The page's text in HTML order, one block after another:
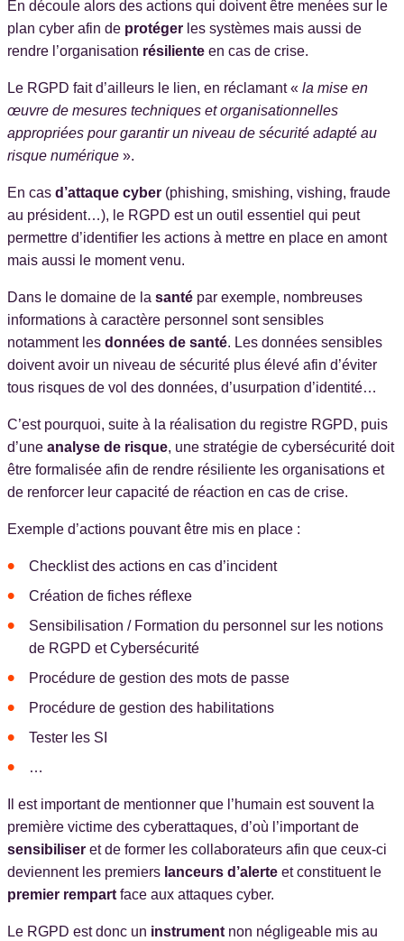
En découle alors des actions qui doivent être menées sur le
plan cyber afin de protéger les systèmes mais aussi de
rendre l’organisation résiliente en cas de crise.
Le RGPD fait d’ailleurs le lien, en réclamant « la mise en
œuvre de mesures techniques et organisationnelles
appropriées pour garantir un niveau de sécurité adapté au
risque numérique ».
En cas d’attaque cyber (phishing, smishing, vishing, fraude
au président…), le RGPD est un outil essentiel qui peut
permettre d’identifier les actions à mettre en place en amont
mais aussi le moment venu.
Dans le domaine de la santé par exemple, nombreuses
informations à caractère personnel sont sensibles
notamment les données de santé. Les données sensibles
doivent avoir un niveau de sécurité plus élevé afin d’éviter
tous risques de vol des données, d’usurpation d’identité…
C’est pourquoi, suite à la réalisation du registre RGPD, puis
d’une analyse de risque, une stratégie de cybersécurité doit
être formalisée afin de rendre résiliente les organisations et
de renforcer leur capacité de réaction en cas de crise.
Exemple d’actions pouvant être mis en place :
Checklist des actions en cas d’incident
Création de fiches réflexe
Sensibilisation / Formation du personnel sur les notions
de RGPD et Cybersécurité
Procédure de gestion des mots de passe
Procédure de gestion des habilitations
Tester les SI
…
Il est important de mentionner que l’humain est souvent la
première victime des cyberattaques, d’où l’important de
sensibiliser et de former les collaborateurs afin que ceux-ci
deviennent les premiers lanceurs d’alerte et constituent le
premier rempart face aux attaques cyber.
Le RGPD est donc un instrument non négligeable mis au